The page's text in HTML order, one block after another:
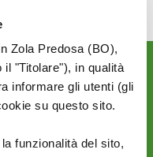
Zola Predosa (BO),
"Titolare"), in qualità
informare gli utenti (gli
su questo sito.
funzionalità del sito,
sulle